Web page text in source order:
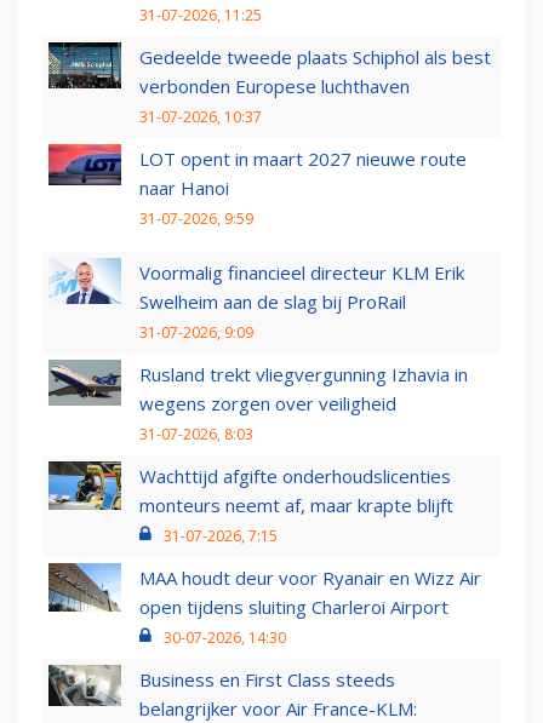
31-07-2026, 11:25
Gedeelde tweede plaats Schiphol als best
verbonden Europese luchthaven
31-07-2026, 10:37
LOT opent in maart 2027 nieuwe route
naar Hanoi
31-07-2026, 9:59
Voormalig financieel directeur KLM Erik
Swelheim aan de slag bij ProRail
31-07-2026, 9:09
Rusland trekt vliegvergunning Izhavia in
wegens zorgen over veiligheid
31-07-2026, 8:03
Wachttijd afgifte onderhoudslicenties
monteurs neemt af, maar krapte blijft
31-07-2026, 7:15
MAA houdt deur voor Ryanair en Wizz Air
open tijdens sluiting Charleroi Airport
30-07-2026, 14:30
Business en First Class steeds
belangrijker voor Air France-KLM: